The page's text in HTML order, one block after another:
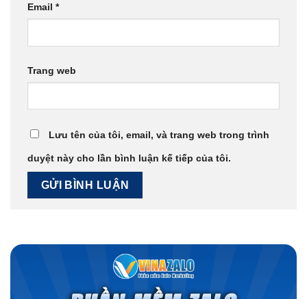
Email *
Trang web
Lưu tên của tôi, email, và trang web trong trình
duyệt này cho lần bình luận kế tiếp của tôi.